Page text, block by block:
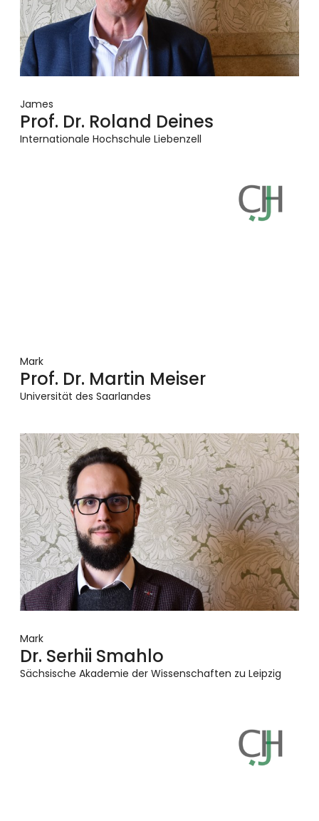
James
Prof. Dr. Roland Deines
Internationale Hochschule Liebenzell
Mark
Prof. Dr. Martin Meiser
Universität des Saarlandes
Mark
Dr. Serhii Smahlo
Sächsische Akademie der Wissenschaften zu Leipzig